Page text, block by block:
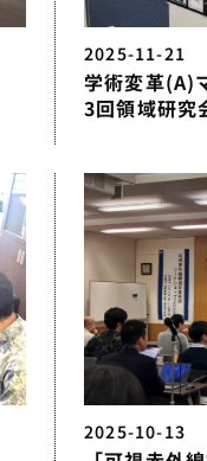
2025-11-21
学術変革(A)
3回領域研究
2025-10-13